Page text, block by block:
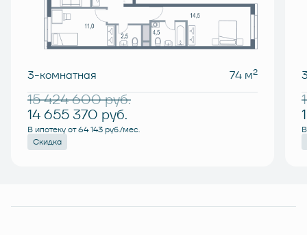
3-комнатная 74 м2
15 424 600руб.
14 655 370 руб.
В ипотеку от 64 143 руб./мес.
Скидка